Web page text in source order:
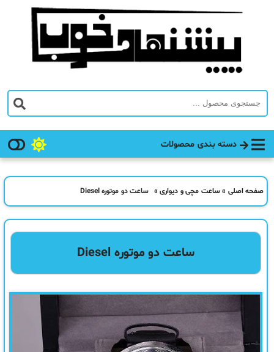
دسته بندی محصولات
صفحه اصلی »ساعت مچی و دیواری » ساعت دو موتوره Diesel
ساعت دو موتوره Diesel